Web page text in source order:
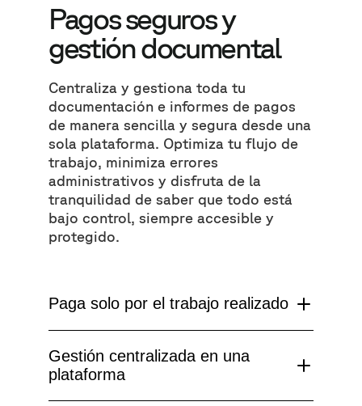
Pagos seguros y
gestión documental
Centraliza y gestiona toda tu
documentación e informes de pagos
de manera sencilla y segura desde una
sola plataforma. Optimiza tu flujo de
trabajo, minimiza errores
administrativos y disfruta de la
tranquilidad de saber que todo está
bajo control, siempre accesible y
protegido.
Paga solo por el trabajo realizado
Gestión centralizada en una
plataforma